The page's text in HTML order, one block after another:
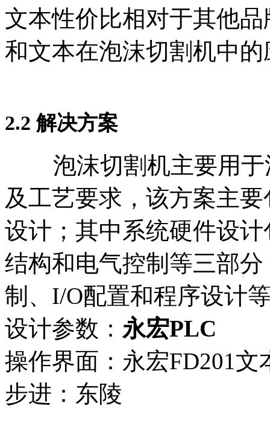
文本性价比相对于其他
和文本在泡沫切割机中
2.2解决方案
泡沫切割机主要用于
及工艺要求，该方案主
设计；其中系统硬件设
结构和电气控制等三部
制、I/O配置和程序设计
设计参数： 永宏PLC
操作界面：永宏FD201文
步进：东陵